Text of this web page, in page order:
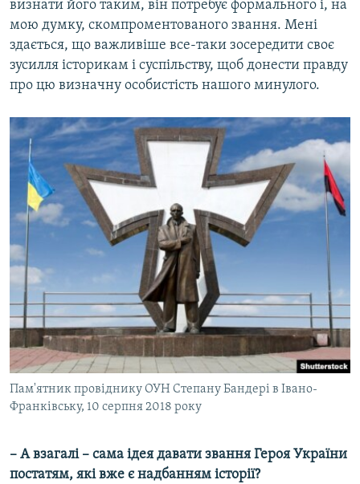
визнати його таким, він потребує формального і, на
мою думку, скомпроментованого звання. Мені
здається, що важливіше все-таки зосередити своє
зусилля історикам і суспільству, щоб донести правду
про цю визначну особистість нашого минулого.
Пам'ятник провіднику ОУН Степану Бандері в Івано-
Франківську, 10 серпня 2018 року
– А взагалі – сама ідея давати звання Героя України
постатям, які вже є надбанням історії?